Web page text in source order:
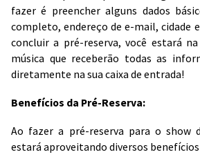
fazer é preencher alguns dados
completo, endereço de e-mail, cidade
concluir a pré-reserva, você estará
música que receberão todas as
diretamente na sua caixa de entrada!
Benefícios da Pré-Reserva:
Ao fazer a pré-reserva para o show
estará aproveitando diversos benefícios